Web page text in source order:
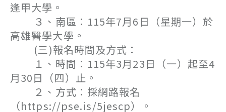
逢甲大學。
３、南區：115年7月6日（星期一）於
高雄醫學大學。
(三)報名時間及方式：
１、時間：115年3月23日（一）起至4
月30日（四）止。
２、方式：採網路報名
（https://pse.is/5jescp）。